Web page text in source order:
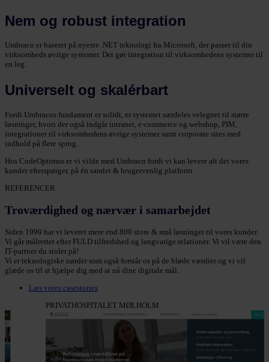
Nem og robust integration
Umbraco er baseret på nyeste .NET teknologi fra Microsoft, der passer til din
virksomheds øvrige systemer. Det gør integration til virksomhedens systemer til
en leg.
Universelt og skalérbart
Fordi Umbracos fundament er solidt, er systemet særdeles velegnet til større
løsninger, hvori der også indgår intranet, e-commerce og webshop, PIM,
integrationer til virksomhedens øvrige systemer samt corporate sites med
indhold på flere sprog.
Hos CodeOptimus er vi vilde med Umbraco fordi vi kan levere alt det vores
kunder efterspørger, på én samlet & brugervenlig platform.
REFERENCER
Troværdighed og nærvær i samarbejdet
Siden 1999 har vi leveret mere end 800 store & små løsninger til vores kunder.
Vi går målrettet efter FULD tilfredshed og langvarige relationer. Vi vil være den
IT-partner du stoler på!
Vi er teknologiske nørder som også forstår os på de bløde værdier og vi vil
glæde os til at hjælpe dig med at nå dine digitale mål.
Læs vores casestories
PRIVATHOSPITALET MØLHOLM